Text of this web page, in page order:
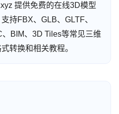
提供免费的在线3D模型
持FBX、GLB、GLTF、
BIM、3D Tiles等常见三维
转换和相关教程。